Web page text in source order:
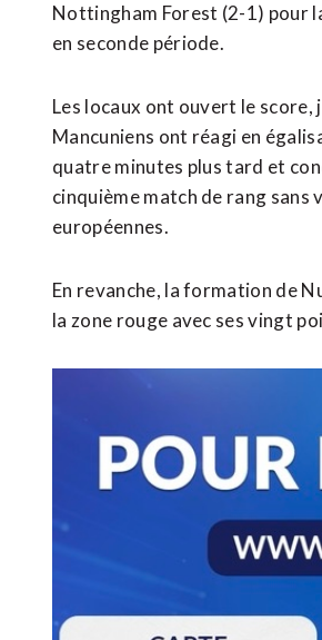
Nottingham Forest (2-1) pour
en seconde période.
Les locaux ont ouvert le score,
Mancuniens ont réagi en
quatre minutes plus tard et
cinquième match de rang
européennes.
En revanche, la formation de
la zone rouge avec ses vingt